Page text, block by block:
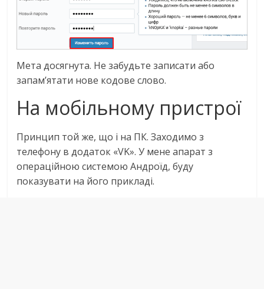
Мета досягнута. Не забудьте записати або
запам’ятати нове кодове слово.
На мобільному пристрої
Принцип той же, що і на ПК. Заходимо з
телефону в додаток «VK». У мене апарат з
операційною системою Андроїд, буду
показувати на його прикладі.